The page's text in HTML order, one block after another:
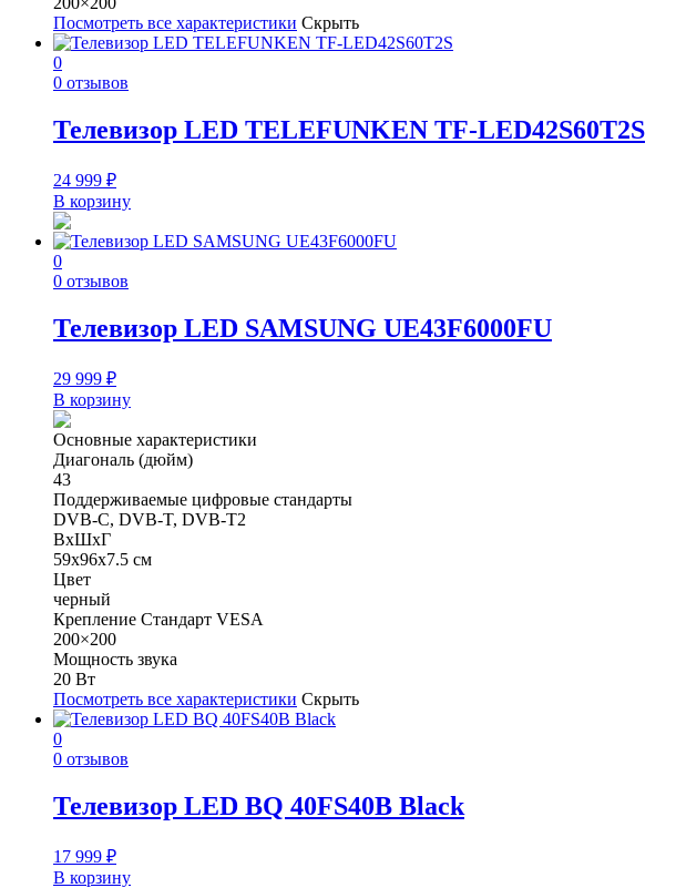
Посмотреть все характеристики Скрыть
0
0 отзывов
Телевизор LED TELEFUNKEN TF-LED42S60T2S
24 999 ₽
В корзину
0
0 отзывов
Телевизор LED SAMSUNG UE43F6000FU
29 999 ₽
В корзину
Основные характеристики
Диагональ (дюйм)
43
Поддерживаемые цифровые стандарты
DVB-C, DVB-T, DVB-T2
ВхШхГ
59х96х7.5 см
Цвет
черный
Крепление Стандарт VESA
200×200
Мощность звука
20 Вт
Посмотреть все характеристики Скрыть
0
0 отзывов
Телевизор LED BQ 40FS40B Black
17 999 ₽
В корзину